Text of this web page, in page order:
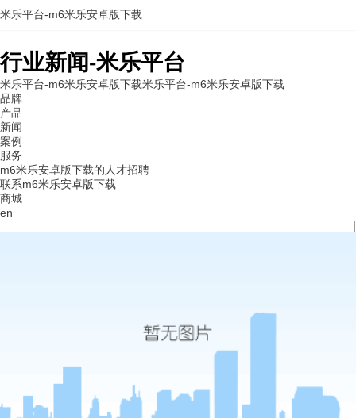
行业新闻-米乐平台
米乐平台-m6米乐安卓版下载米乐平台-m6米乐安卓版下载
品牌
产品
新闻
案例
服务
m6米乐安卓版下载的人才招聘
联系m6米乐安卓版下载
商城
en
|
米乐平台-m6米乐安卓版下载